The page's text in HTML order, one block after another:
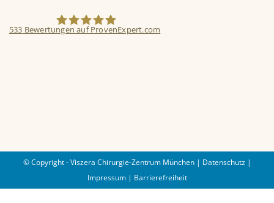
533 Bewertungen auf ProvenExpert.com
© Copyright - Viszera Chirurgie-Zentrum München | Datenschutz|
Impressum| Barrierefreiheit